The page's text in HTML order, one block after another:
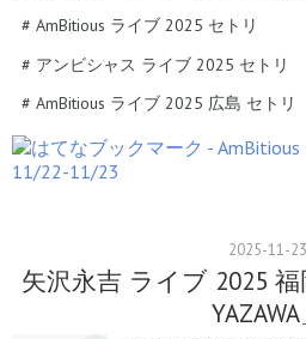
# AmBitious ライブ 2025 セトリ
# アンビシャス ライブ 2025 セトリ
# AmBitious ライブ 2025 広島 セトリ
2025-11-23
矢沢永吉 ライブ 2025
YAZAWA